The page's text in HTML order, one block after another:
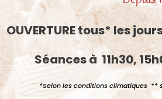
OUVERTURE tous* les
Séances à 11h30,
*Selon les conditions climatiques **